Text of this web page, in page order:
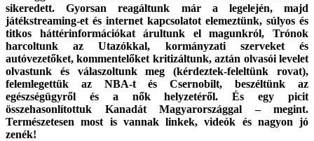
sikeredett. Gyorsan reagáltunk már a legelején, majd
játékstreaming-et és internet kapcsolatot elemeztünk, súlyos és
titkos háttérinformációkat árultunk el magunkról, Trónok
harcoltunk az Utazókkal, kormányzati szerveket és
autóvezetőket, kommentelőket kritizáltunk, aztán olvasói levelet
olvastunk és válaszoltunk meg (kérdeztek-feleltünk rovat),
felemlegettük az NBA-t és Csernobilt, beszéltünk az
egészségügyről és a nők helyzetéről. És egy picit
összehasonlítottuk Kanadát Magyarországgal – megint.
Természetesen most is vannak linkek, videók és nagyon jó
zenék!